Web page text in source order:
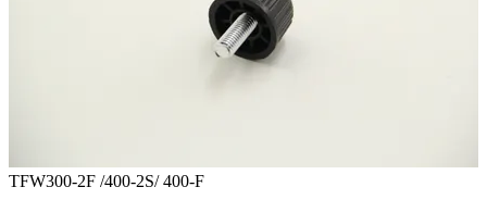
TFW300-2F /400-2S/ 400-F